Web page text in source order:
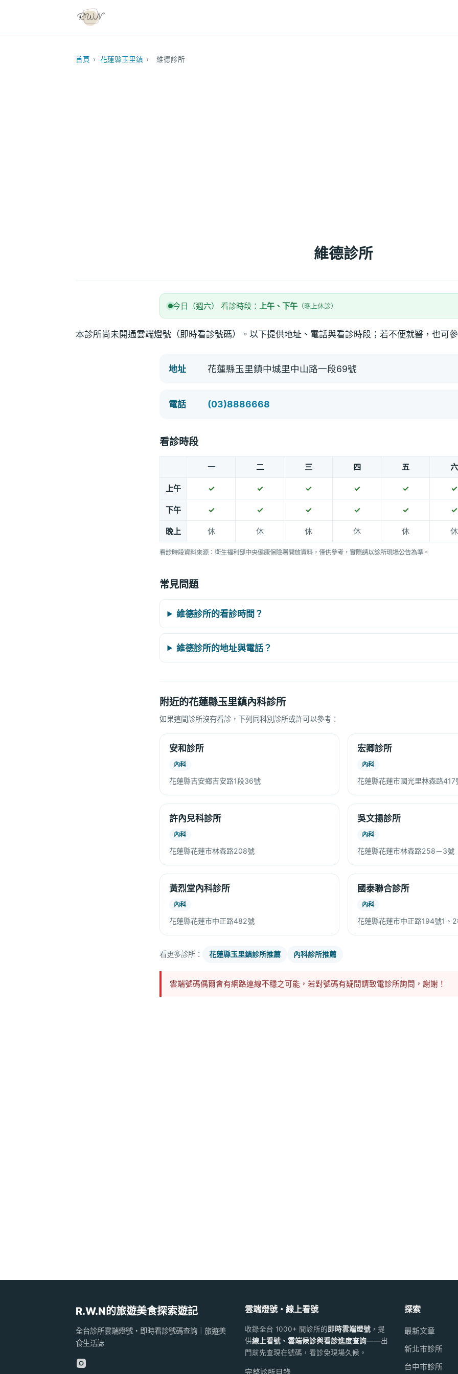
首頁 › 花蓮縣玉里鎮 › 維德診所
維德診所
今日（週六） 看診時段： 上午、下午 （晚上休診）
本診所尚未開通雲端燈號（即時看診號碼）。以下提供地址、電話與看診時段；若不便就醫，也可
地址 花蓮縣玉里鎮中城里中山路一段69號
電話 (03)8886668
看診時段
一 二 三 四 五 六
上午 ✓ ✓ ✓ ✓ ✓ ✓
下午 ✓ ✓ ✓ ✓ ✓ ✓
晚上 休 休 休 休 休 休
看診時段資料來源：衛生福利部中央健康保險署開放資料，僅供參考，實際請以診所現場公告為準。
常見問題
維德診所的看診時間？
維德診所的地址與電話？
附近的花蓮縣玉里鎮內科診所
如果這間診所沒有看診，下列同科別診所或許可以參考：
安和診所
內科
花蓮縣吉安鄉吉安路1段36號
宏卿診所
內科
花蓮縣花蓮市國光里林森路417
許內兒科診所
內科
花蓮縣花蓮市林森路208號
吳文揚診所
內科
花蓮縣花蓮市林森路258－3號
黃烈堂內科診所
內科
花蓮縣花蓮市中正路482號
國泰聯合診所
內科
花蓮縣花蓮市中正路194號1、
看更多診所： 花蓮縣玉里鎮診所推薦 內科診所推薦
雲端號碼偶爾會有網路連線不穩之可能，若對號碼有疑問請致電診所詢問，謝謝！
R.W.N的旅遊美食探索遊記
全台診所雲端燈號・即時看診號碼查詢｜旅遊美
食生活誌
雲端燈號・線上看號
收錄全台 1000+ 間診所的 即時雲端燈號，提
供線上看號、雲端候診與看診進度查詢——出
門前先查現在號碼，看診免現場久候。
探索
最新文章
新北市診所
台中市診所